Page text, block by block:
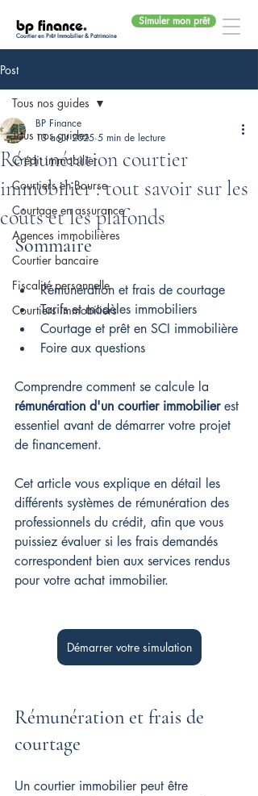
bp finance.
Courtier en Prêt Immobilier & Patrimoine
Simuler mon prêt
Post
Tous nos guides
Crédit immobilier
Courtiers en Bourse
Courtage en assurance
Agences immobilières
Courtier bancaire
Fiscalité personnelle
Courtiers immobiliers
Tous nos guides
Rémunération courtier
immobilier : tout savoir sur les
coûts et les plafonds
BP Finance
13 août 2025 5 min de lecture
Sommaire
Rémunération et frais de courtage
Tarifs et modèles immobiliers
Courtage et prêt en SCI immobilière
Foire aux questions
Comprendre comment se calcule la
rémunération d'un courtier immobilier est
essentiel avant de démarrer votre projet
de financement.
Cet article vous explique en détail les
différents systèmes de rémunération des
professionnels du crédit, afin que vous
puissiez évaluer si les frais demandés
correspondent bien aux services rendus
pour votre achat immobilier.
Démarrer votre simulation
Rémunération et frais de
courtage
Un courtier immobilier peut être